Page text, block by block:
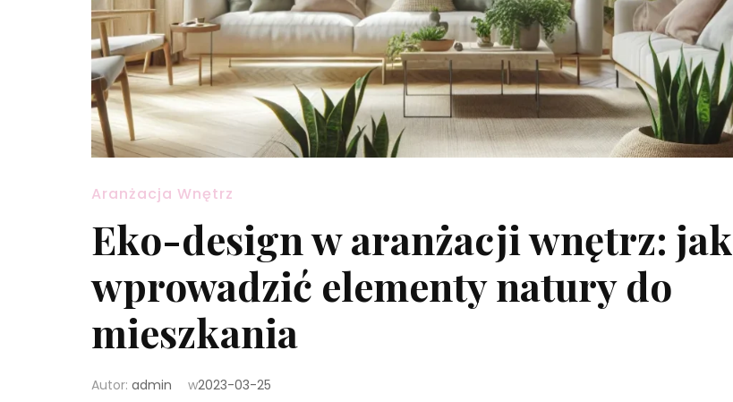
Aranżacja Wnętrz
Eko-design w aranżacji wnętrz: jak
wprowadzić elementy natury do
mieszkania
Autor: admin w2023-03-25